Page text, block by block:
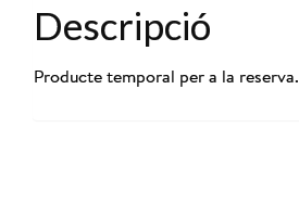
Descripció
Producte temporal per a la reserva.